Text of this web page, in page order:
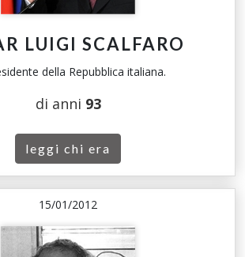
LUIGI SCALFARO
della Repubblica italiana.
di anni 93
leggi chi era
15/01/2012